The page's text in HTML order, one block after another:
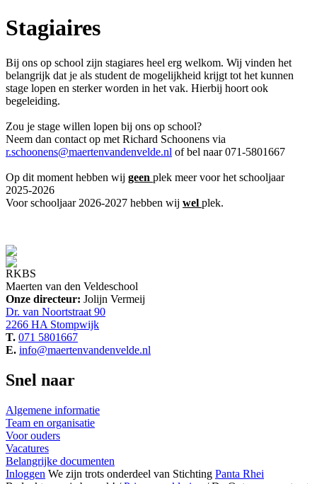
Stagiaires
Bij ons op school zijn stagiares heel erg welkom. Wij vinden het
belangrijk dat je als student de mogelijkheid krijgt tot het kunnen
stage lopen en sterker worden in het vak. Hierbij hoort ook
begeleiding.
Zou je stage willen lopen bij ons op school?
Neem dan contact op met Richard Schoonens via
r.schoonens@maertenvandenvelde.nl of bel naar 071-5801667
Op dit moment hebben wij geen plek meer voor het schooljaar
2025-2026
Voor schooljaar 2026-2027 hebben wij wel plek.
RKBS
Maerten van den Veldeschool
Onze directeur: Jolijn Vermeij
Dr. van Noortstraat 90
2266 HA Stompwijk
T. 071 5801667
E. info@maertenvandenvelde.nl
Snel naar
Algemene informatie
Team en organisatie
Voor ouders
Vacatures
Belangrijke documenten
Inloggen We zijn trots onderdeel van Stichting Panta Rhei